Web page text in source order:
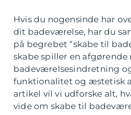
Hvis du nogensinde har
dit badeværelse, har du
på begrebet “skabe til
skabe spiller en afgørende
badeværelsesindretning
funktionalitet og æstetisk
artikel vil vi udforske alt,
vide om skabe til